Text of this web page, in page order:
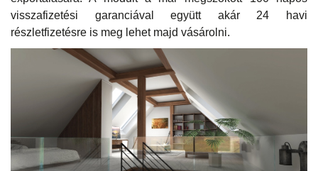
visszafizetési garanciával együtt akár 24 havi
részletfizetésre is meg lehet majd vásárolni.